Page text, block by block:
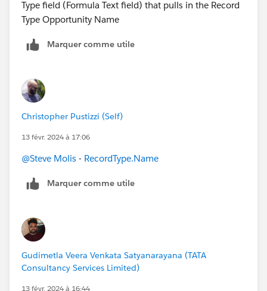
Type field (Formula Text field) that pulls in the Record
Type Opportunity Name
Marquer comme utile
Christopher Pustizzi (Self)
13 févr. 2024 à 17:06
@Steve Molis - RecordType.Name
Marquer comme utile
Gudimetla Veera Venkata Satyanarayana (TATA
Consultancy Services Limited)
13 févr. 2024 à 16:44